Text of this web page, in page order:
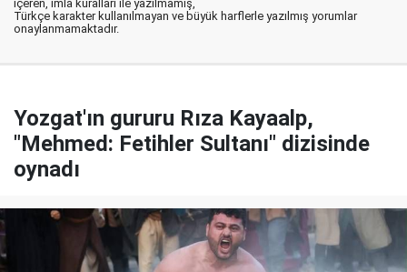
içeren, imla kuralları ile yazılmamış,
Türkçe karakter kullanılmayan ve büyük harflerle yazılmış yorumlar
onaylanmamaktadır.
Yozgat'ın gururu Rıza Kayaalp,
"Mehmed: Fetihler Sultanı" dizisinde
oynadı